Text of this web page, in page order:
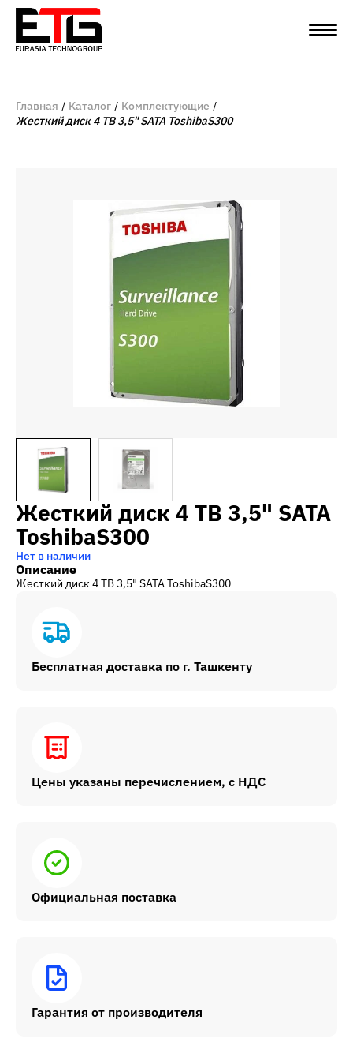
Главная Каталог
Комплектующие
Жесткий диск 4 TB 3,5" SATA ToshibaS300
Жесткий диск 4 TB 3,5" SATA
ToshibaS300
Нет в наличии
Описание
Жесткий диск 4 TB 3,5" SATA ToshibaS300
Бесплатная доставка по г. Ташкенту
Цены указаны перечислением, с НДС
Официальная поставка
Гарантия от производителя